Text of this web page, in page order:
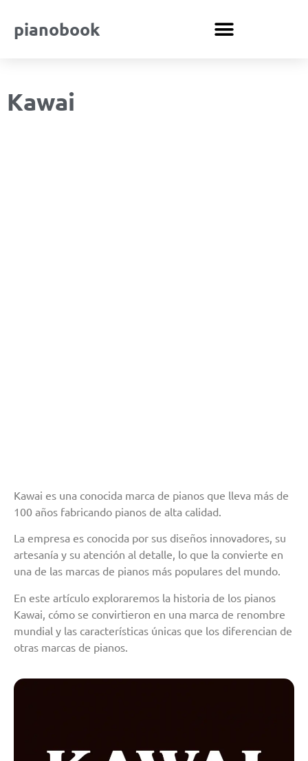
pianobook
Kawai
Kawai es una conocida marca de pianos que lleva más de
100 años fabricando pianos de alta calidad.
La empresa es conocida por sus diseños innovadores, su
artesanía y su atención al detalle, lo que la convierte en
una de las marcas de pianos más populares del mundo.
En este artículo exploraremos la historia de los pianos
Kawai, cómo se convirtieron en una marca de renombre
mundial y las características únicas que los diferencian de
otras marcas de pianos.